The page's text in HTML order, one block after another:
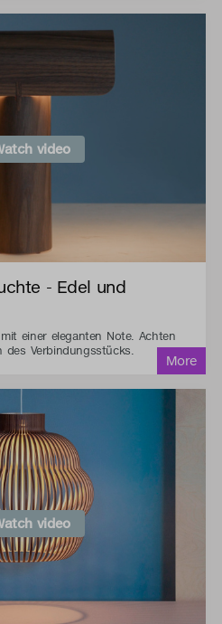
video
- Edel und
einer eleganten Note. Achten
des Verbindungsstücks.
video